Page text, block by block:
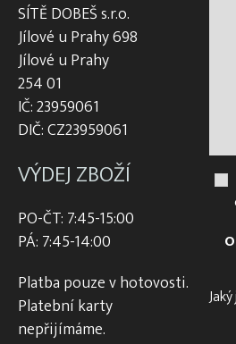
SÍTĚ DOBEŠ s.r.o.
Jílové u Prahy 698
Jílové u Prahy
254 01
IČ: 23959061
DIČ: CZ23959061
VÝDEJ ZBOŽÍ
PO-ČT: 7:45-15:00
PÁ: 7:45-14:00
Platba pouze v hotovosti.
Platební karty
nepřijímáme.